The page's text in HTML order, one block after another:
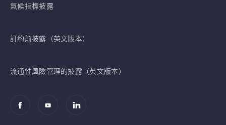
氣候指標披露
訂約前披露（英文版本）
流通性風險管理的披露（英文版本）